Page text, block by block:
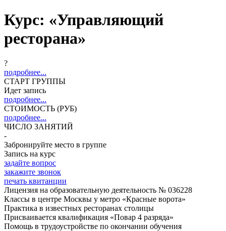
Курс: «Управляющий
ресторана»
?
подробнее...
СТАРТ ГРУППЫ
Идет запись
подробнее...
СТОИМОСТЬ (РУБ)
подробнее...
ЧИСЛО ЗАНЯТИЙ
-
Забронируйте место в группе
Запись на курс
задайте вопрос
закажите звонок
печать квитанции
Лицензия на образовательную деятельность № 036228
Классы в центре Москвы у метро «Красные ворота»
Практика в известных ресторанах столицы
Присваивается квалификация «Повар 4 разряда»
Помощь в трудоустройстве по окончании обучения